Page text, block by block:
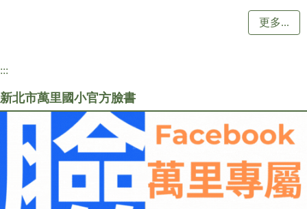
更多...
:::
新北市萬里國小官方臉書